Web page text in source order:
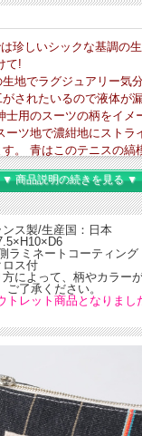
珍しいシックな基調の
て!
地でラグジュアリー気
されたいるので液体が
士用のスーツの柄をイメ
ーツ地で濃紺地にストラ
。 青はこのテニスの縞
▼ 商品説明の続きを見る ▼
ス製/生産国：日本
ミネートコーティング
ス付
によって、柄やカラー
了承ください。
レット商品となりまし